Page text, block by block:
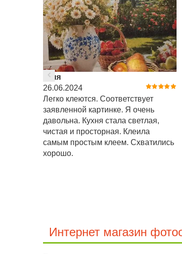
Юля
26.06.2024
Легко клеются. Соответствует
заявленной картинке. Я очень
давольна. Кухня стала светлая,
чистая и просторная. Клеила
самым простым клеем. Схватились
хорошо.
Интернет магазин